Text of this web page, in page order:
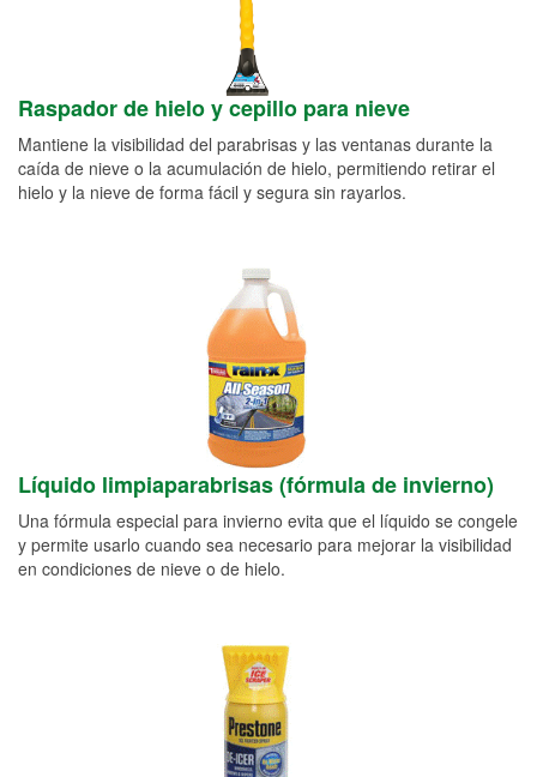
Raspador de hielo y cepillo para nieve
Mantiene la visibilidad del parabrisas y las ventanas durante la
caída de nieve o la acumulación de hielo, permitiendo retirar el
hielo y la nieve de forma fácil y segura sin rayarlos.
Líquido limpiaparabrisas (fórmula de invierno)
Una fórmula especial para invierno evita que el líquido se congele
y permite usarlo cuando sea necesario para mejorar la visibilidad
en condiciones de nieve o de hielo.